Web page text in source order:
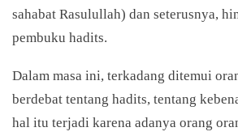
sahabat Rasulullah) dan seterusnya,
pembuku hadits.
Dalam masa ini, terkadang ditemui
berdebat tentang hadits, tentang
hal itu terjadi karena adanya orang